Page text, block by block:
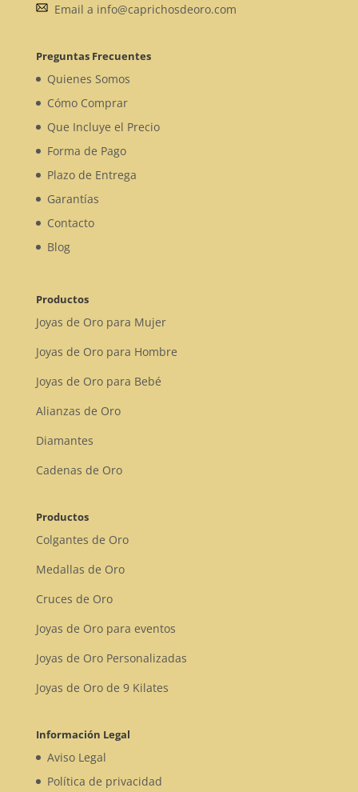
Email a info@caprichosdeoro.com
Preguntas Frecuentes
Quienes Somos
Cómo Comprar
Que Incluye el Precio
Forma de Pago
Plazo de Entrega
Garantías
Contacto
Blog
Productos
Joyas de Oro para Mujer
Joyas de Oro para Hombre
Joyas de Oro para Bebé
Alianzas de Oro
Diamantes
Cadenas de Oro
Productos
Colgantes de Oro
Medallas de Oro
Cruces de Oro
Joyas de Oro para eventos
Joyas de Oro Personalizadas
Joyas de Oro de 9 Kilates
Información Legal
Aviso Legal
Política de privacidad